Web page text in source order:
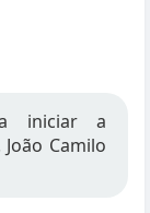
iniciar a
Camilo